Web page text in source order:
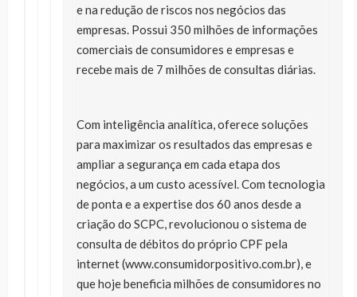
e na redução de riscos nos negócios das
empresas. Possui 350 milhões de informações
comerciais de consumidores e empresas e
recebe mais de 7 milhões de consultas diárias.
Com inteligência analítica, oferece soluções
para maximizar os resultados das empresas e
ampliar a segurança em cada etapa dos
negócios, a um custo acessível. Com tecnologia
de ponta e a expertise dos 60 anos desde a
criação do SCPC, revolucionou o sistema de
consulta de débitos do próprio CPF pela
internet (www.consumidorpositivo.com.br), e
que hoje beneficia milhões de consumidores no